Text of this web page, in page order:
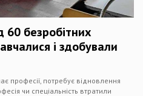
60 безробітних
і здобували
професії, потребує відновлення
чи спеціальність втратили